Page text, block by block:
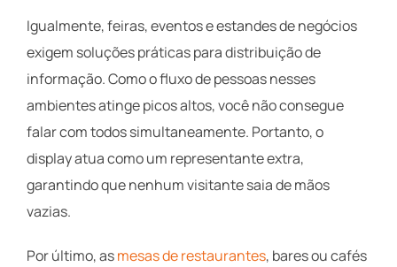
Igualmente, feiras, eventos e estandes de negócios
exigem soluções práticas para distribuição de
informação. Como o fluxo de pessoas nesses
ambientes atinge picos altos, você não consegue
falar com todos simultaneamente. Portanto, o
display atua como um representante extra,
garantindo que nenhum visitante saia de mãos
vazias.
Por último, asmesas de restaurantes, bares ou cafés